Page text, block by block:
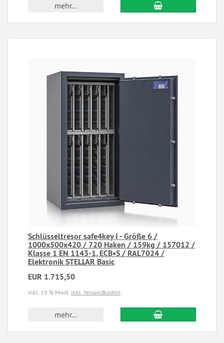
mehr...
Schlüsseltresor safe4key I - Größe 6 /
1000x500x420 / 720 Haken / 159kg / 157012 /
Klasse 1 EN 1143-1, ECB•S / RAL7024 /
Elektronik STELLAR Basic
EUR 1.715,50
inkl. 19 % Mwst. inkl. Versandkosten
mehr...